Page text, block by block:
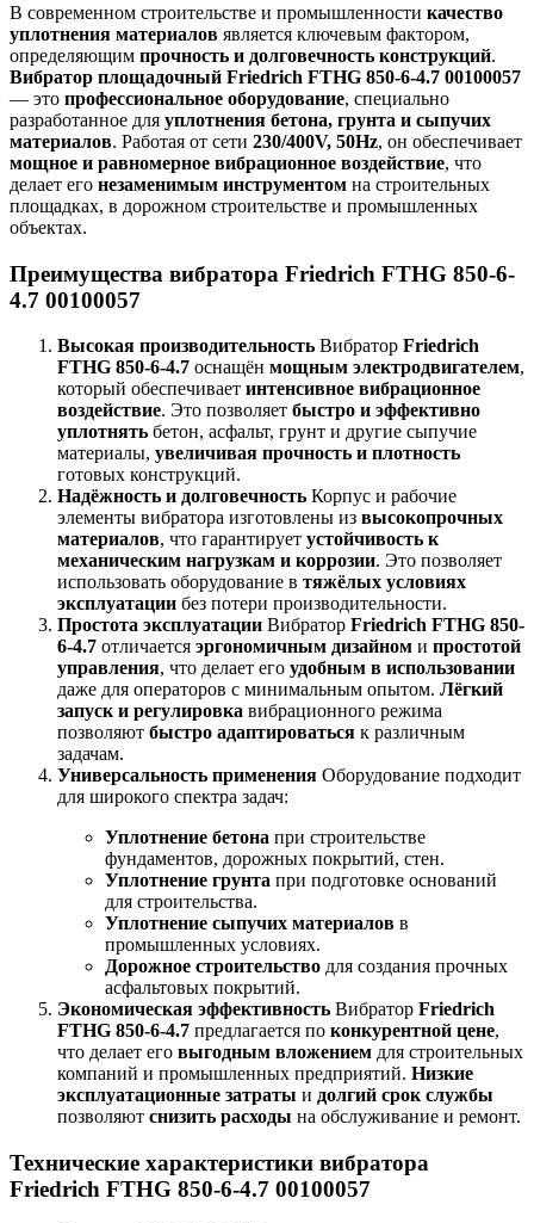
В современном строительстве и промышленности качество
уплотнения материалов является ключевым фактором,
определяющим прочность и долговечность конструкций.
Вибратор площадочный Friedrich FTHG 850-6-4.7 00100057
— это профессиональное оборудование, специально
разработанное для уплотнения бетона, грунта и сыпучих
материалов. Работая от сети 230/400V, 50Hz, он обеспечивает
мощное и равномерное вибрационное воздействие, что
делает его незаменимым инструментом на строительных
площадках, в дорожном строительстве и промышленных
объектах.
Преимущества вибратора Friedrich FTHG 850-6-
4.7 00100057
Высокая производительность Вибратор Friedrich
FTHG 850-6-4.7 оснащён мощным электродвигателем,
который обеспечивает интенсивное вибрационное
воздействие. Это позволяет быстро и эффективно
уплотнять бетон, асфальт, грунт и другие сыпучие
материалы, увеличивая прочность и плотность
готовых конструкций.
Надёжность и долговечность Корпус и рабочие
элементы вибратора изготовлены из высокопрочных
материалов, что гарантирует устойчивость к
механическим нагрузкам и коррозии. Это позволяет
использовать оборудование в тяжёлых условиях
эксплуатации без потери производительности.
Простота эксплуатации Вибратор Friedrich FTHG 850-
6-4.7 отличается эргономичным дизайном и простотой
управления, что делает его удобным в использовании
даже для операторов с минимальным опытом. Лёгкий
запуск и регулировка вибрационного режима
позволяют быстро адаптироваться к различным
задачам.
Универсальность применения Оборудование подходит
для широкого спектра задач:
Уплотнение бетона при строительстве
фундаментов, дорожных покрытий, стен.
Уплотнение грунта при подготовке оснований
для строительства.
Уплотнение сыпучих материалов в
промышленных условиях.
Дорожное строительство для создания прочных
асфальтовых покрытий.
Экономическая эффективность Вибратор Friedrich
FTHG 850-6-4.7 предлагается по конкурентной цене,
что делает его выгодным вложением для строительных
компаний и промышленных предприятий. Низкие
эксплуатационные затраты и долгий срок службы
позволяют снизить расходы на обслуживание и ремонт.
Технические характеристики вибратора
Friedrich FTHG 850-6-4.7 00100057